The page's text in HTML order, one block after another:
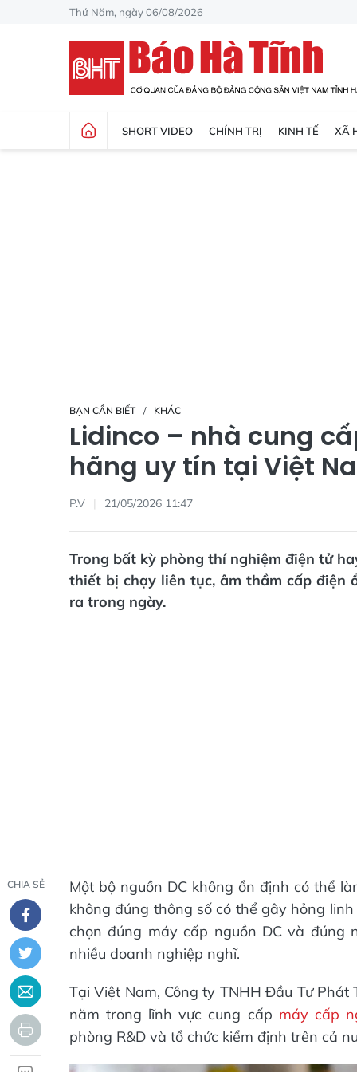
Thứ Năm, ngày 06/08/2026
SHORT VIDEO CHÍNH TRỊ KINH TẾ XÃ
BẠN CẦN BIẾT KHÁC
Lidinco – nhà cung
hãng uy tín tại Việt
P.V 21/05/2026 11:47
Trong bất kỳ phòng thí nghiệm điện tử
thiết bị chạy liên tục, âm thầm cấp điện
ra trong ngày.
CHIA SẺ
Một bộ nguồn DC không ổn định có thể
không đúng thông số có thể gây hỏng
chọn đúng máy cấp nguồn DC và đúng
nhiều doanh nghiệp nghĩ.
Tại Việt Nam, Công ty TNHH Đầu Tư
năm trong lĩnh vực cung cấp máy cấp
phòng R&D và tổ chức kiểm định trên cả